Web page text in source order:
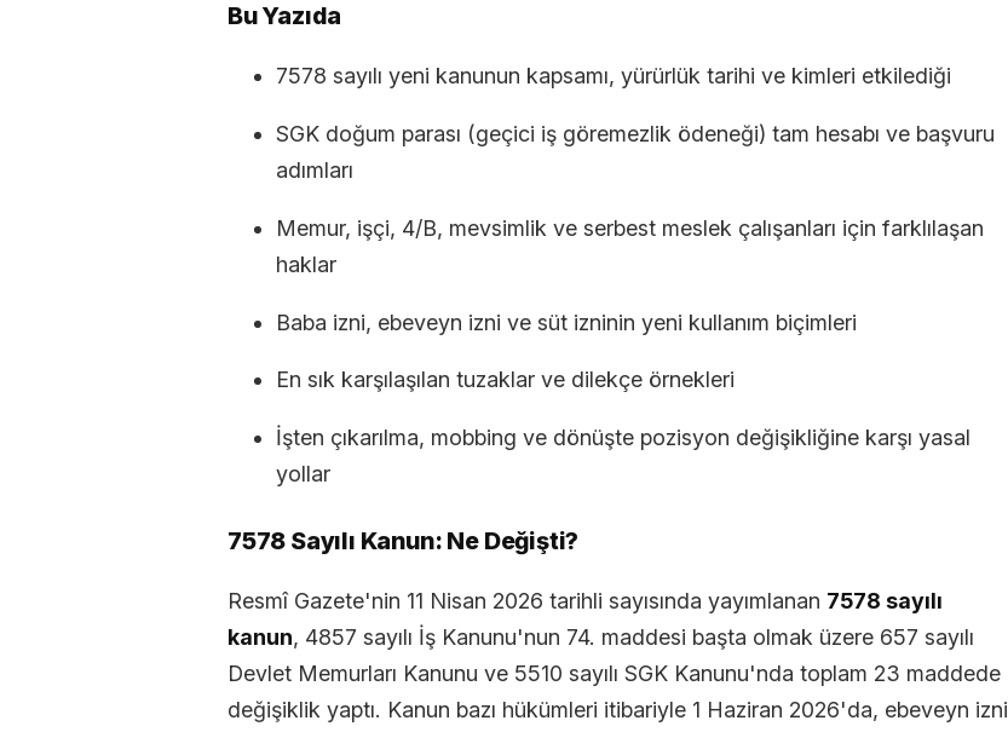
Bu Yazıda
7578 sayılı yeni kanunun kapsamı, yürürlük tarihi ve kimleri etkilediği
SGK doğum parası (geçici iş göremezlik ödeneği) tam hesabı ve başvuru
adımları
Memur, işçi, 4/B, mevsimlik ve serbest meslek çalışanları için farklılaşan
haklar
Baba izni, ebeveyn izni ve süt izninin yeni kullanım biçimleri
En sık karşılaşılan tuzaklar ve dilekçe örnekleri
İşten çıkarılma, mobbing ve dönüşte pozisyon değişikliğine karşı yasal
yollar
7578 Sayılı Kanun: Ne Değişti?
Resmî Gazete'nin 11 Nisan 2026 tarihli sayısında yayımlanan 7578 sayılı
kanun, 4857 sayılı İş Kanunu'nun 74. maddesi başta olmak üzere 657 sayılı
Devlet Memurları Kanunu ve 5510 sayılı SGK Kanunu'nda toplam 23 maddede
değişiklik yaptı. Kanun bazı hükümleri itibariyle 1 Haziran 2026'da, ebeveyn izni